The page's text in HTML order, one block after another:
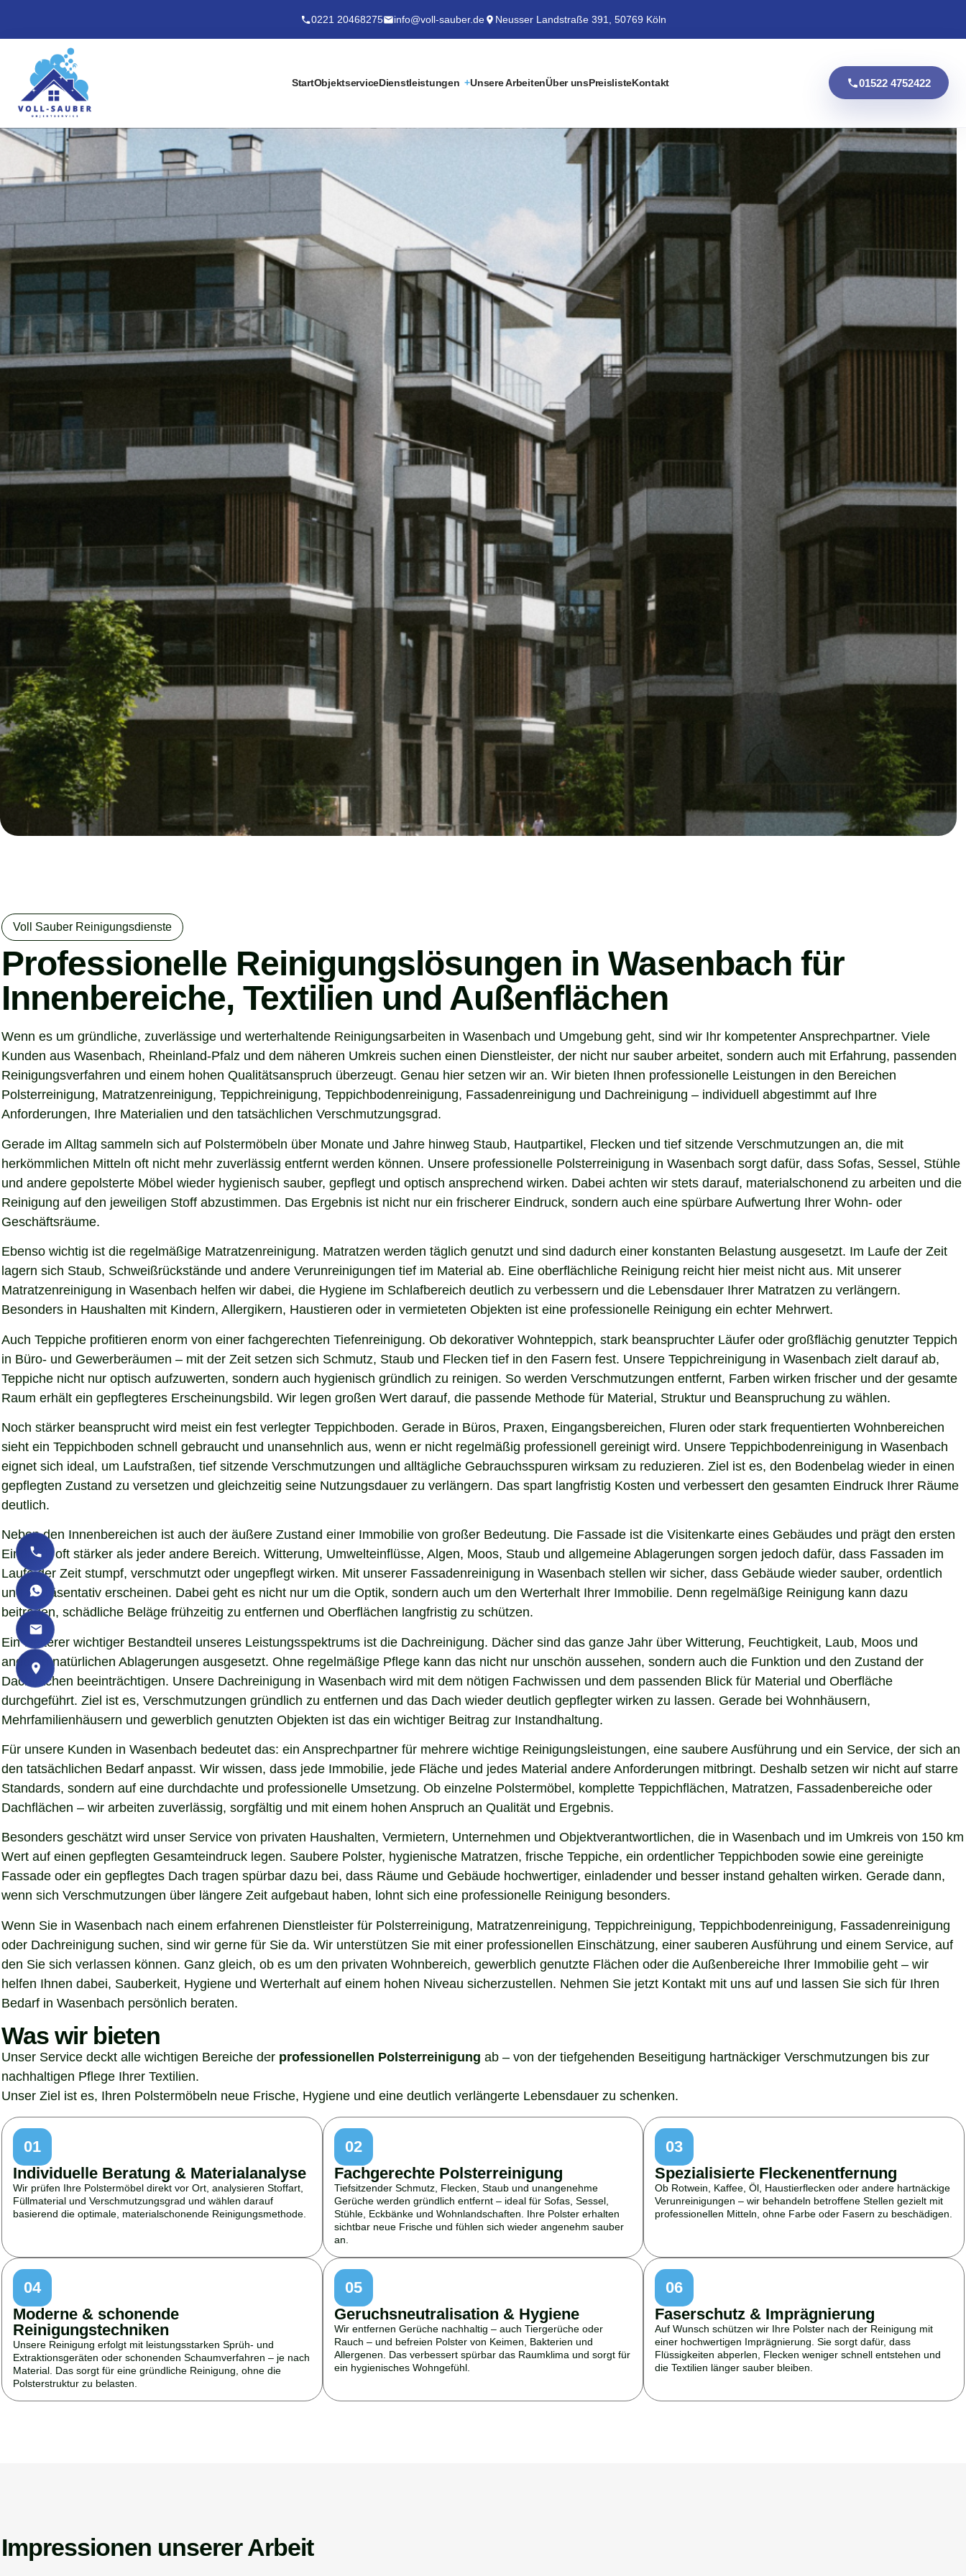
0221 20468275 info@voll-sauber.de Neusser Landstraße 391, 50769 Köln
StartObjektserviceDienstleistungen Unsere ArbeitenÜber unsPreislisteKontakt 01522 4752422
Voll Sauber Reinigungsdienste
Professionelle Reinigungslösungen in Wasenbach für
Innenbereiche, Textilien und Außenflächen
Wenn es um gründliche, zuverlässige und werterhaltende Reinigungsarbeiten in Wasenbach und Umgebung geht, sind wir Ihr kompetenter Ansprechpartner. Viele
Kunden aus Wasenbach, Rheinland-Pfalz und dem näheren Umkreis suchen einen Dienstleister, der nicht nur sauber arbeitet, sondern auch mit Erfahrung, passenden
Reinigungsverfahren und einem hohen Qualitätsanspruch überzeugt. Genau hier setzen wir an. Wir bieten Ihnen professionelle Leistungen in den Bereichen
Polsterreinigung, Matratzenreinigung, Teppichreinigung, Teppichbodenreinigung, Fassadenreinigung und Dachreinigung – individuell abgestimmt auf Ihre
Anforderungen, Ihre Materialien und den tatsächlichen Verschmutzungsgrad.
Gerade im Alltag sammeln sich auf Polstermöbeln über Monate und Jahre hinweg Staub, Hautpartikel, Flecken und tief sitzende Verschmutzungen an, die mit
herkömmlichen Mitteln oft nicht mehr zuverlässig entfernt werden können. Unsere professionelle Polsterreinigung in Wasenbach sorgt dafür, dass Sofas, Sessel, Stühle
und andere gepolsterte Möbel wieder hygienisch sauber, gepflegt und optisch ansprechend wirken. Dabei achten wir stets darauf, materialschonend zu arbeiten und die
Reinigung auf den jeweiligen Stoff abzustimmen. Das Ergebnis ist nicht nur ein frischerer Eindruck, sondern auch eine spürbare Aufwertung Ihrer Wohn- oder
Geschäftsräume.
Ebenso wichtig ist die regelmäßige Matratzenreinigung. Matratzen werden täglich genutzt und sind dadurch einer konstanten Belastung ausgesetzt. Im Laufe der Zeit
lagern sich Staub, Schweißrückstände und andere Verunreinigungen tief im Material ab. Eine oberflächliche Reinigung reicht hier meist nicht aus. Mit unserer
Matratzenreinigung in Wasenbach helfen wir dabei, die Hygiene im Schlafbereich deutlich zu verbessern und die Lebensdauer Ihrer Matratzen zu verlängern.
Besonders in Haushalten mit Kindern, Allergikern, Haustieren oder in vermieteten Objekten ist eine professionelle Reinigung ein echter Mehrwert.
Auch Teppiche profitieren enorm von einer fachgerechten Tiefenreinigung. Ob dekorativer Wohnteppich, stark beanspruchter Läufer oder großflächig genutzter Teppich
in Büro- und Gewerberäumen – mit der Zeit setzen sich Schmutz, Staub und Flecken tief in den Fasern fest. Unsere Teppichreinigung in Wasenbach zielt darauf ab,
Teppiche nicht nur optisch aufzuwerten, sondern auch hygienisch gründlich zu reinigen. So werden Verschmutzungen entfernt, Farben wirken frischer und der gesamte
Raum erhält ein gepflegteres Erscheinungsbild. Wir legen großen Wert darauf, die passende Methode für Material, Struktur und Beanspruchung zu wählen.
Noch stärker beansprucht wird meist ein fest verlegter Teppichboden. Gerade in Büros, Praxen, Eingangsbereichen, Fluren oder stark frequentierten Wohnbereichen
sieht ein Teppichboden schnell gebraucht und unansehnlich aus, wenn er nicht regelmäßig professionell gereinigt wird. Unsere Teppichbodenreinigung in Wasenbach
eignet sich ideal, um Laufstraßen, tief sitzende Verschmutzungen und alltägliche Gebrauchsspuren wirksam zu reduzieren. Ziel ist es, den Bodenbelag wieder in einen
gepflegten Zustand zu versetzen und gleichzeitig seine Nutzungsdauer zu verlängern. Das spart langfristig Kosten und verbessert den gesamten Eindruck Ihrer Räume
deutlich.
Neben den Innenbereichen ist auch der äußere Zustand einer Immobilie von großer Bedeutung. Die Fassade ist die Visitenkarte eines Gebäudes und prägt den ersten
Eindruck oft stärker als jeder andere Bereich. Witterung, Umwelteinflüsse, Algen, Moos, Staub und allgemeine Ablagerungen sorgen jedoch dafür, dass Fassaden im
Laufe der Zeit stumpf, verschmutzt oder ungepflegt wirken. Mit unserer Fassadenreinigung in Wasenbach stellen wir sicher, dass Gebäude wieder sauber, ordentlich
und repräsentativ erscheinen. Dabei geht es nicht nur um die Optik, sondern auch um den Werterhalt Ihrer Immobilie. Denn regelmäßige Reinigung kann dazu
beitragen, schädliche Beläge frühzeitig zu entfernen und Oberflächen langfristig zu schützen.
Ein weiterer wichtiger Bestandteil unseres Leistungsspektrums ist die Dachreinigung. Dächer sind das ganze Jahr über Witterung, Feuchtigkeit, Laub, Moos und
anderen natürlichen Ablagerungen ausgesetzt. Ohne regelmäßige Pflege kann das nicht nur unschön aussehen, sondern auch die Funktion und den Zustand der
Dachflächen beeinträchtigen. Unsere Dachreinigung in Wasenbach wird mit dem nötigen Fachwissen und dem passenden Blick für Material und Oberfläche
durchgeführt. Ziel ist es, Verschmutzungen gründlich zu entfernen und das Dach wieder deutlich gepflegter wirken zu lassen. Gerade bei Wohnhäusern,
Mehrfamilienhäusern und gewerblich genutzten Objekten ist das ein wichtiger Beitrag zur Instandhaltung.
Für unsere Kunden in Wasenbach bedeutet das: ein Ansprechpartner für mehrere wichtige Reinigungsleistungen, eine saubere Ausführung und ein Service, der sich an
den tatsächlichen Bedarf anpasst. Wir wissen, dass jede Immobilie, jede Fläche und jedes Material andere Anforderungen mitbringt. Deshalb setzen wir nicht auf starre
Standards, sondern auf eine durchdachte und professionelle Umsetzung. Ob einzelne Polstermöbel, komplette Teppichflächen, Matratzen, Fassadenbereiche oder
Dachflächen – wir arbeiten zuverlässig, sorgfältig und mit einem hohen Anspruch an Qualität und Ergebnis.
Besonders geschätzt wird unser Service von privaten Haushalten, Vermietern, Unternehmen und Objektverantwortlichen, die in Wasenbach und im Umkreis von 150 km
Wert auf einen gepflegten Gesamteindruck legen. Saubere Polster, hygienische Matratzen, frische Teppiche, ein ordentlicher Teppichboden sowie eine gereinigte
Fassade oder ein gepflegtes Dach tragen spürbar dazu bei, dass Räume und Gebäude hochwertiger, einladender und besser instand gehalten wirken. Gerade dann,
wenn sich Verschmutzungen über längere Zeit aufgebaut haben, lohnt sich eine professionelle Reinigung besonders.
Wenn Sie in Wasenbach nach einem erfahrenen Dienstleister für Polsterreinigung, Matratzenreinigung, Teppichreinigung, Teppichbodenreinigung, Fassadenreinigung
oder Dachreinigung suchen, sind wir gerne für Sie da. Wir unterstützen Sie mit einer professionellen Einschätzung, einer sauberen Ausführung und einem Service, auf
den Sie sich verlassen können. Ganz gleich, ob es um den privaten Wohnbereich, gewerblich genutzte Flächen oder die Außenbereiche Ihrer Immobilie geht – wir
helfen Ihnen dabei, Sauberkeit, Hygiene und Werterhalt auf einem hohen Niveau sicherzustellen. Nehmen Sie jetzt Kontakt mit uns auf und lassen Sie sich für Ihren
Bedarf in Wasenbach persönlich beraten.
Was wir bieten
Unser Service deckt alle wichtigen Bereiche der professionellen Polsterreinigung ab – von der tiefgehenden Beseitigung hartnäckiger Verschmutzungen bis zur
nachhaltigen Pflege Ihrer Textilien.
Unser Ziel ist es, Ihren Polstermöbeln neue Frische, Hygiene und eine deutlich verlängerte Lebensdauer zu schenken.
01
Individuelle Beratung & Materialanalyse
Wir prüfen Ihre Polstermöbel direkt vor Ort, analysieren Stoffart,
Füllmaterial und Verschmutzungsgrad und wählen darauf
basierend die optimale, materialschonende Reinigungsmethode.
02
Fachgerechte Polsterreinigung
Tiefsitzender Schmutz, Flecken, Staub und unangenehme
Gerüche werden gründlich entfernt – ideal für Sofas, Sessel,
Stühle, Eckbänke und Wohnlandschaften. Ihre Polster erhalten
sichtbar neue Frische und fühlen sich wieder angenehm sauber
an.
03
Spezialisierte Fleckenentfernung
Ob Rotwein, Kaffee, Öl, Haustierflecken oder andere hartnäckige
Verunreinigungen – wir behandeln betroffene Stellen gezielt mit
professionellen Mitteln, ohne Farbe oder Fasern zu beschädigen.
04
Moderne & schonende
Reinigungstechniken
Unsere Reinigung erfolgt mit leistungsstarken Sprüh- und
Extraktionsgeräten oder schonenden Schaumverfahren – je nach
Material. Das sorgt für eine gründliche Reinigung, ohne die
Polsterstruktur zu belasten.
05
Geruchsneutralisation & Hygiene
Wir entfernen Gerüche nachhaltig – auch Tiergerüche oder
Rauch – und befreien Polster von Keimen, Bakterien und
Allergenen. Das verbessert spürbar das Raumklima und sorgt für
ein hygienisches Wohngefühl.
06
Faserschutz & Imprägnierung
Auf Wunsch schützen wir Ihre Polster nach der Reinigung mit
einer hochwertigen Imprägnierung. Sie sorgt dafür, dass
Flüssigkeiten abperlen, Flecken weniger schnell entstehen und
die Textilien länger sauber bleiben.
Impressionen unserer Arbeit